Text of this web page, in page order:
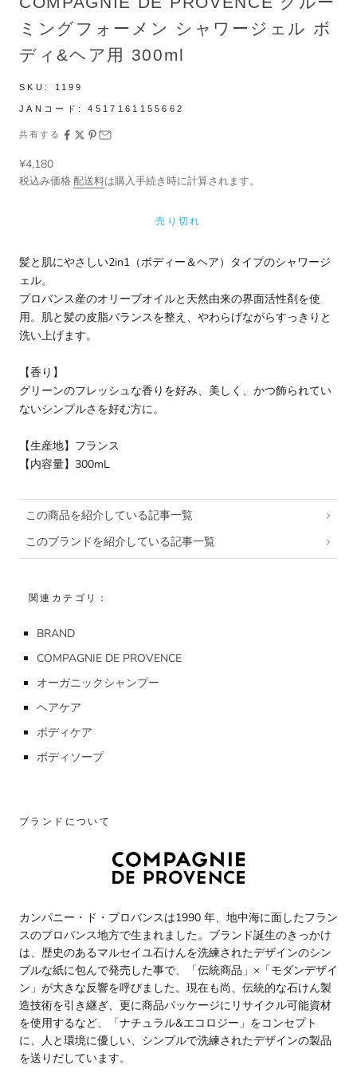
ミングフォーメン シャワージェル ボ
ディ&ヘア用 300ml
SKU: 1199
JANコード:4517161155662
共有する
セール価格
¥4,180
税込み価格配送料は購入手続き時に計算されます。
売り切れ
髪と肌にやさしい2in1（ボディー＆ヘア）タイプのシャワージ
ェル。
プロバンス産のオリーブオイルと天然由来の界面活性剤を使
用。肌と髪の皮脂バランスを整え、やわらげながらすっきりと
洗い上げます。
【香り】
グリーンのフレッシュな香りを好み、美しく、かつ飾られてい
ないシンプルさを好む方に。
【生産地】フランス
【内容量】300mL
この商品を紹介している記事一覧
このブランドを紹介している記事一覧
関連カテゴリ：
BRAND
COMPAGNIE DE PROVENCE
オーガニックシャンプー
ヘアケア
ボディケア
ボディソープ
ブランドについて
カンパニー・ド・プロバンスは1990 年、地中海に面したフラン
スのプロバンス地方で生まれました。ブランド誕生のきっかけ
は、歴史のあるマルセイユ石けんを洗練されたデザインのシン
プルな紙に包んで発売した事で、「伝統商品」×「モダンデザイ
ン」が大きな反響を呼びました。現在も尚、伝統的な石けん製
造技術を引き継ぎ、更に商品パッケージにリサイクル可能資材
を使用するなど、「ナチュラル&エコロジー」をコンセプト
に、人と環境に優しい、シンプルで洗練されたデザインの製品
を送りだしています。